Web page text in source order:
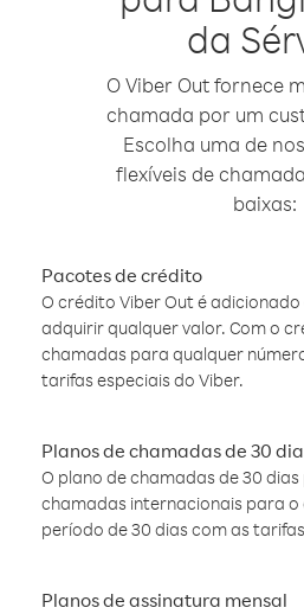
da
O Viber Out fornece
chamada por um
Escolha uma de
flexíveis de
baixas:
Pacotes de crédito
O crédito Viber Out é
adquirir qualquer valor. Com o
chamadas para qualquer
tarifas especiais do Viber.
Planos de chamadas de 30
O plano de chamadas de 30
chamadas internacionais para o
período de 30 dias com as
Planos de assinatura mensal